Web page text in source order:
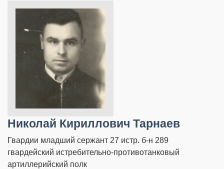
Николай Кириллович Тарнаев
Гвардии младший сержант 27 истр. б-н 289
гвардейский истребительно-противотанковый
артиллерийский полк